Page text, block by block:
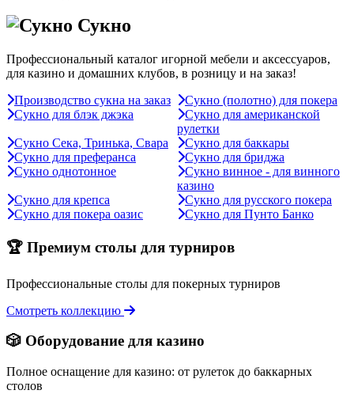
Сукно
Профессиональный каталог игорной мебели и аксессуаров,
для казино и домашних клубов, в розницу и на заказ!
Производство сукна на заказ
Сукно (полотно) для покера
Сукно для блэк джэка
Сукно для американской
рулетки
Сукно Сека, Тринька, Свара
Сукно для баккары
Сукно для преферанса
Сукно для бриджа
Сукно однотонное
Сукно винное - для винного
казино
Сукно для крепса
Сукно для русского покера
Сукно для покера оазис
Сукно для Пунто Банко
🏆 Премиум столы для турниров
Профессиональные столы для покерных турниров
Смотреть коллекцию
🎲 Оборудование для казино
Полное оснащение для казино: от рулеток до баккарных
столов